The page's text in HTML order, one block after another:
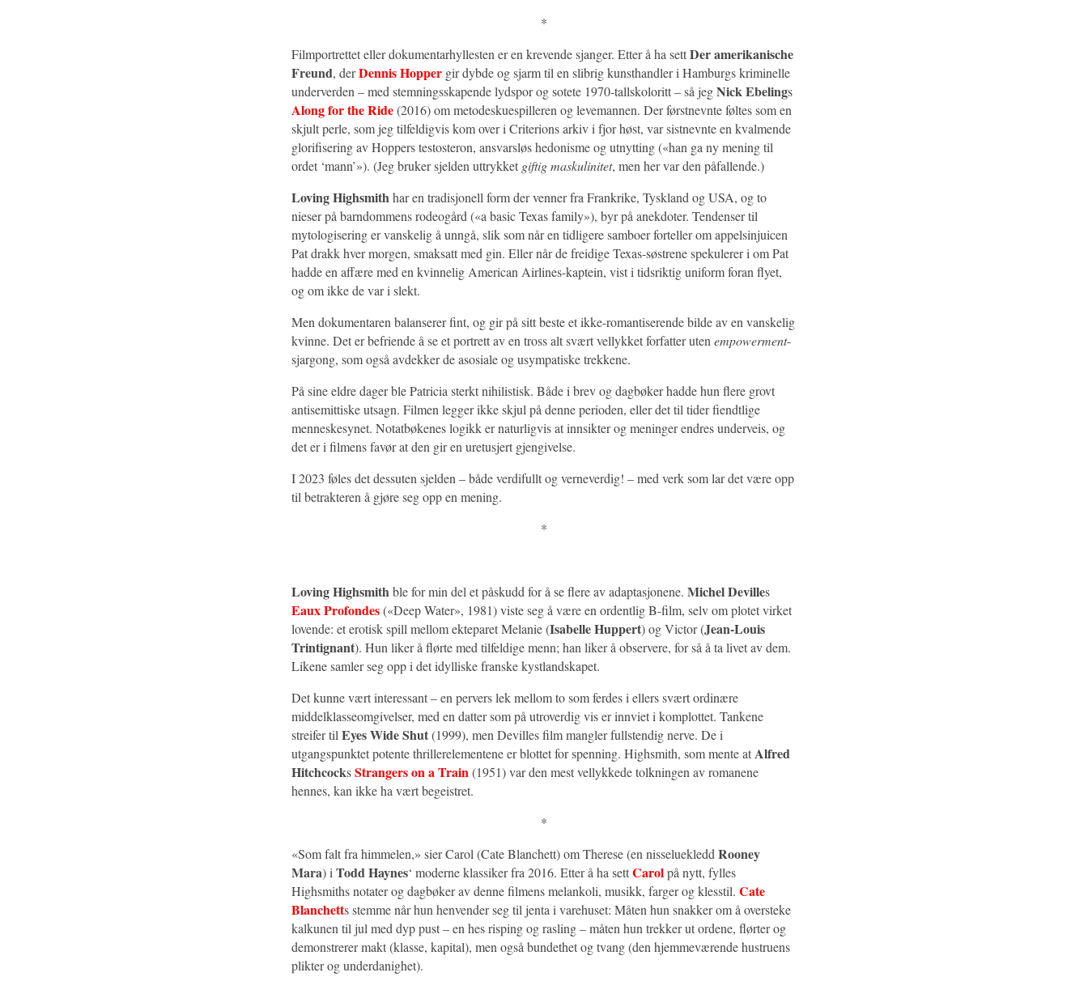
*
Filmportrettet eller dokumentarhyllesten er en krevende sjanger. Etter å ha settDer amerikanische
Freund, derDennis Hopper gir dybde og sjarm til en slibrig kunsthandler i Hamburgs kriminelle
underverden – med stemningsskapende lydspor og sotete 1970-tallskoloritt – så jegNick Ebelings
Along for the Ride(2016) om metodeskuespilleren og levemannen. Der førstnevnte føltes som en
skjult perle, som jeg tilfeldigvis kom over i Criterions arkiv i fjor høst, var sistnevnte en kvalmende
glorifisering av Hoppers testosteron, ansvarsløs hedonisme og utnytting («han ga ny mening til
ordet ‘mann’»). (Jeg bruker sjelden uttrykket giftig maskulinitet, men her var den påfallende.)
Loving Highsmithhar en tradisjonell form der venner fra Frankrike, Tyskland og USA, og to
nieser på barndommens rodeogård («a basic Texas family»), byr på anekdoter. Tendenser til
mytologisering er vanskelig å unngå, slik som når en tidligere samboer forteller om appelsinjuicen
Pat drakk hver morgen, smaksatt med gin. Eller når de freidige Texas-søstrene spekulerer i om Pat
hadde en affære med en kvinnelig American Airlines-kaptein, vist i tidsriktig uniform foran flyet,
og om ikke de var i slekt.
Men dokumentaren balanserer fint, og gir på sitt beste et ikke-romantiserende bilde av en vanskelig
kvinne. Det er befriende å se et portrett av en tross alt svært vellykket forfatter uten empowerment-
sjargong, som også avdekker de asosiale og usympatiske trekkene.
På sine eldre dager ble Patricia sterkt nihilistisk. Både i brev og dagbøker hadde hun flere grovt
antisemittiske utsagn. Filmen legger ikke skjul på denne perioden, eller det til tider fiendtlige
menneskesynet. Notatbøkenes logikk er naturligvis at innsikter og meninger endres underveis, og
det er i filmens favør at den gir en uretusjert gjengivelse.
I 2023 føles det dessuten sjelden – både verdifullt og verneverdig! – med verk som lar det være opp
til betrakteren å gjøre seg opp en mening.
*
Loving Highsmithble for min del et påskudd for å se flere av adaptasjonene. Michel Devilles
Eaux Profondes(«Deep Water», 1981) viste seg å være en ordentlig B-film, selv om plotet virket
lovende: et erotisk spill mellom ekteparet Melanie (Isabelle Huppert) og Victor (Jean-Louis
Trintignant). Hun liker å flørte med tilfeldige menn; han liker å observere, for så å ta livet av dem.
Likene samler seg opp i det idylliske franske kystlandskapet.
Det kunne vært interessant – en pervers lek mellom to som ferdes i ellers svært ordinære
middelklasseomgivelser, med en datter som på utroverdig vis er innviet i komplottet. Tankene
streifer til Eyes Wide Shut(1999), men Devilles film mangler fullstendig nerve. De i
utgangspunktet potente thrillerelementene er blottet for spenning. Highsmith, som mente atAlfred
HitchcocksStrangers on a Train(1951) var den mest vellykkede tolkningen av romanene
hennes, kan ikke ha vært begeistret.
*
«Som falt fra himmelen,» sier Carol (Cate Blanchett) om Therese (en nisseluekledd Rooney
Mara) i Todd Haynes‘ moderne klassiker fra 2016. Etter å ha settCarolpå nytt, fylles
Highsmiths notater og dagbøker av denne filmens melankoli, musikk, farger og klesstil. Cate
Blanchetts stemme når hun henvender seg til jenta i varehuset: Måten hun snakker om å oversteke
kalkunen til jul med dyp pust – en hes risping og rasling – måten hun trekker ut ordene, flørter og
demonstrerer makt (klasse, kapital), men også bundethet og tvang (den hjemmeværende hustruens
plikter og underdanighet).